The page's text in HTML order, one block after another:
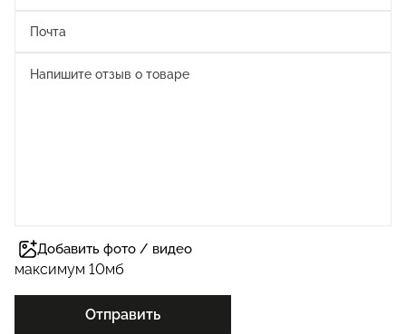
Добавить фото / видео
максимум 10мб
Отправить